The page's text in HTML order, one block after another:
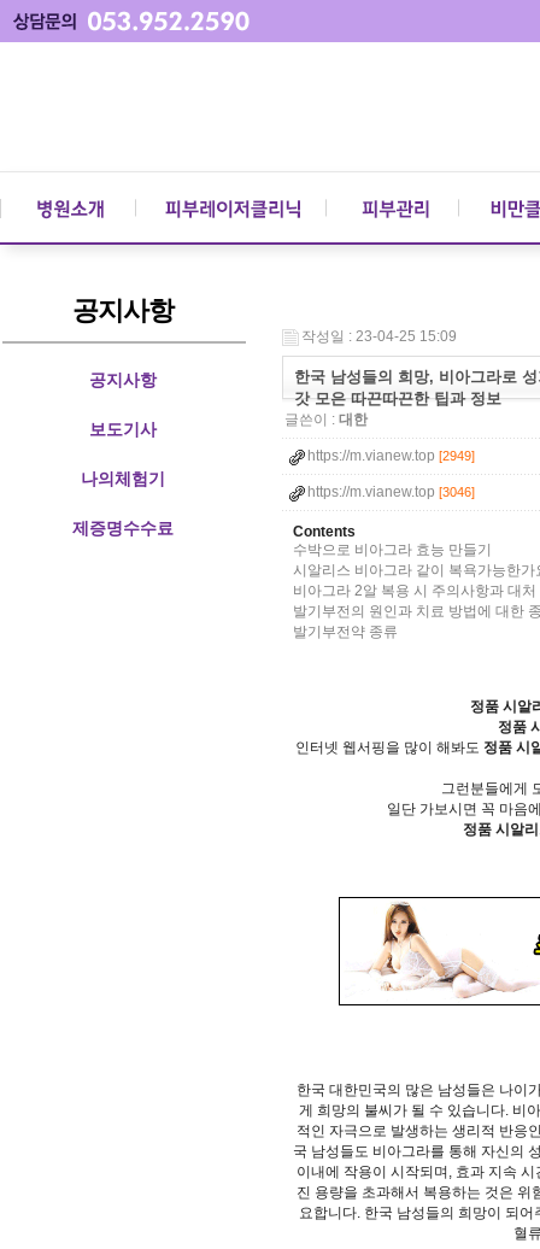
공지사항
공지사항
보도기사
나의체험기
제증명수수료
작성일 : 23-04-25 15:09
한국 남성들의 희망, 비아그라로
갓 모은 따끈따끈한 팁과 정보
글쓴이 :대한
https://m.vianew.top [2949]
https://m.vianew.top [3046]
Contents
수박으로 비아그라 효능 만들기
시알리스 비아그라 같이 복욕가능한가
비아그라 2알 복용 시 주의사항과 대
발기부전의 원인과 치료 방법에 대한
발기부전약 종류
정품 시알
정품
인터넷 웹서핑을 많이 해봐도 정품 시
그런분들에게
일단 가보시면 꼭 마음
정품 시알
한국 대한민국의 많은 남성들은 나이
게 희망의 불씨가 될 수 있습니다. 비
적인 자극으로 발생하는 생리적 반응
국 남성들도 비아그라를 통해 자신의
이내에 작용이 시작되며, 효과 지속
진 용량을 초과해서 복용하는 것은
요합니다. 한국 남성들의 희망이 되
혈